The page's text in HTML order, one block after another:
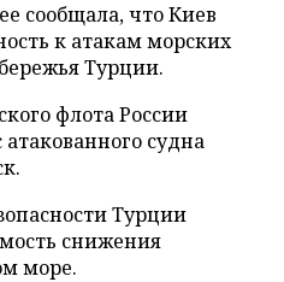
сообщала, что Киев
к атакам морских
Турции.
флота России
атакованного судна
Турции
снижения
море.